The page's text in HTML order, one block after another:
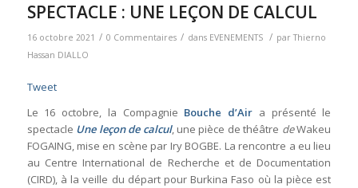
SPECTACLE : UNE LEÇON DE CALCUL
16 octobre 2021 / 0 Commentaires / dans EVENEMENTS / parThierno
Hassan DIALLO
Tweet
Le 16 octobre, la Compagnie Bouche d’Air a présenté le
spectacle Une leçon de calcul, une pièce de théâtre deWakeu
FOGAING, mise en scène par Iry BOGBE. La rencontre a eu lieu
au Centre International de Recherche et de Documentation
(CIRD), à la veille du départ pour Burkina Faso où la pièce est